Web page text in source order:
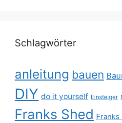
Schlagwörter
anleitung bauen
DIY do it yourself Einsteiger
Franks Shed